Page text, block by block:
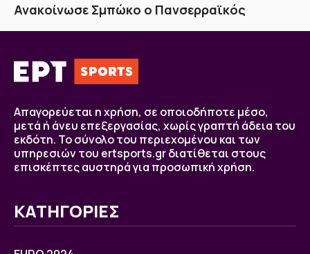
Ανακοίνωσε Σμπώκο ο Πανσερραϊκός
Απαγορεύεται η χρήση, σε οποιοδήποτε μέσο,
μετά ή άνευ επεξεργασίας, χωρίς γραπτή άδεια του
εκδότη. Το σύνολο του περιεχομένου και των
υπηρεσιών του ertsports.gr διατίθεται στους
επισκέπτες αυστηρά για προσωπική χρήση.
ΚΑΤΗΓΟΡΙΕΣ